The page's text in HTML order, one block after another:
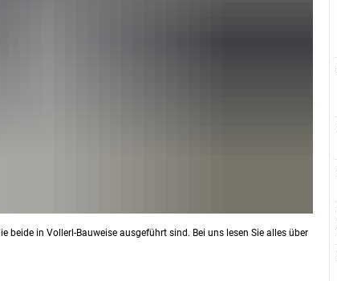
beide in Vollerl-Bauweise ausgeführt sind. Bei uns lesen Sie alles über